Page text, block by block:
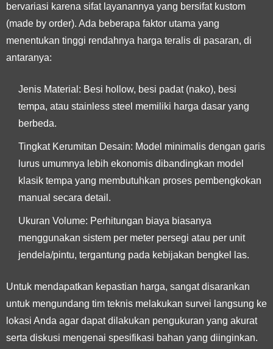
bervariasi karena sifat layanannya yang bersifat kustom
(made by order). Ada beberapa faktor utama yang
menentukan tinggi rendahnya harga teralis di pasaran, di
antaranya:
Jenis Material: Besi hollow, besi padat (nako), besi
tempa, atau stainless steel memiliki harga dasar yang
berbeda.
Tingkat Kerumitan Desain: Model minimalis dengan garis
lurus umumnya lebih ekonomis dibandingkan model
klasik tempa yang membutuhkan proses pembengkokan
manual secara detail.
Ukuran Volume: Perhitungan biaya biasanya
menggunakan sistem per meter persegi atau per unit
jendela/pintu, tergantung pada kebijakan bengkel las.
Untuk mendapatkan kepastian harga, sangat disarankan
untuk mengundang tim teknis melakukan survei langsung ke
lokasi Anda agar dapat dilakukan pengukuran yang akurat
serta diskusi mengenai spesifikasi bahan yang diinginkan.